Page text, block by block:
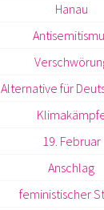
Hanau
Alternative für
19. Februar
Anschlag
feministischer